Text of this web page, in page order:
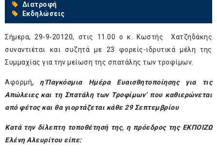
Διατροφή
Εκδηλώσεις
Σήμερα, 29-9-20120, στις 11.00 ο κ. Κωστής Χατζηδάκης
συναντιέται και συζητά με 23 φορείς-ιδρυτικά μέλη της
Συμμαχίας για την μείωση της σπατάλης των τροφίμων.
Αφορμή, η‘Παγκόσμια Ημέρα Ευαισθητοποίησης για τις
Απώλειες και τη Σπατάλη των Τροφίμων’ που καθιερώνεται
από φέτος και θα γιορτάζεται κάθε 29 Σεπτεμβρίου
Κατά την δίλεπτη τοποθέτησή της, η πρόεδρος της ΕΚΠΟΙΖΩ
Ελένη Αλευρίτου είπε: